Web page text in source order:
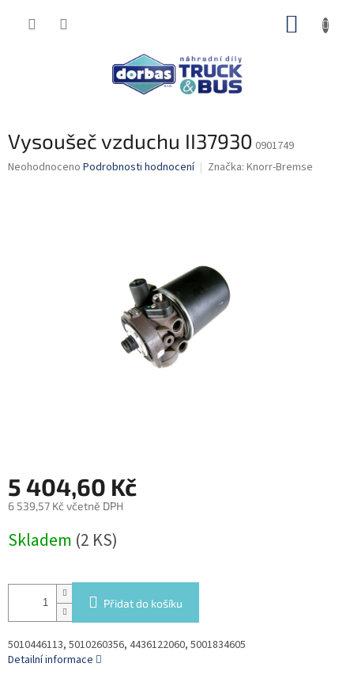
Vysoušeč vzduchu II37930 0901749
Průměrné
Neohodnoceno Podrobnosti hodnocení Značka: Knorr-Bremse
5 404,60 Kč
6 539,57 Kč včetně DPH
cena:
Skladem (2 KS)
Přidat do košíku
5010446113, 5010260356, 4436122060, 5001834605
Detailní informace